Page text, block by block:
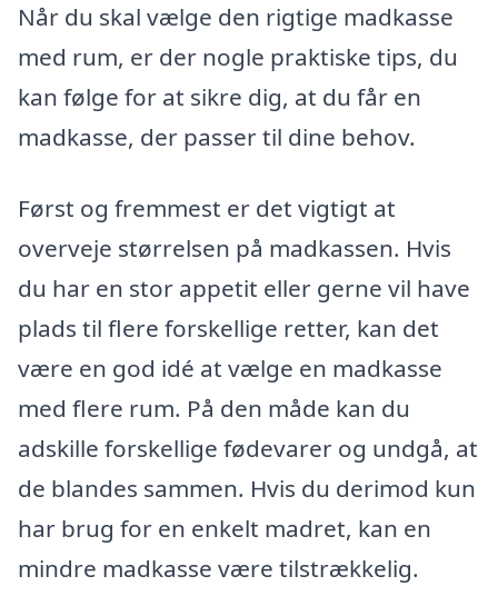
Når du skal vælge den rigtige madkasse
med rum, er der nogle praktiske tips, du
kan følge for at sikre dig, at du får en
madkasse, der passer til dine behov.
Først og fremmest er det vigtigt at
overveje størrelsen på madkassen. Hvis
du har en stor appetit eller gerne vil have
plads til flere forskellige retter, kan det
være en god idé at vælge en madkasse
med flere rum. På den måde kan du
adskille forskellige fødevarer og undgå, at
de blandes sammen. Hvis du derimod kun
har brug for en enkelt madret, kan en
mindre madkasse være tilstrækkelig.